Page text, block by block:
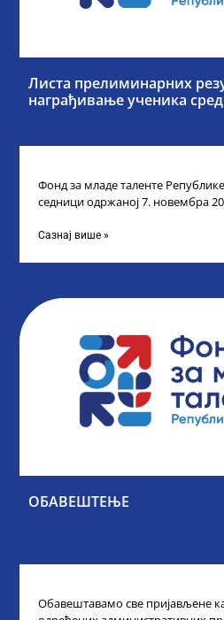
Листа прелиминарних
награђивање ученика
Фонд за младе таленте Републике
седници одржаној 7. новембра
Сазнај више »
ОБАВЕШТЕЊЕ
Обавештавамо све пријављене